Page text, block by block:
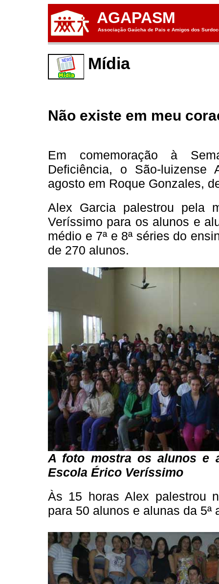
AGAPASM
Associação Gaúcha de Pais e Amigos dos
Mídia
Não existe em meu
Em comemoração à
Deficiência, o São-
agosto em Roque Gonzales,
Alex Garcia palestrou pela
Veríssimo para os alunos e
médio e 7ª e 8ª séries do
de 270 alunos.
A foto mostra os alunos e
Escola Érico Veríssimo
Às 15 horas Alex palestrou
para 50 alunos e alunas da 5ª